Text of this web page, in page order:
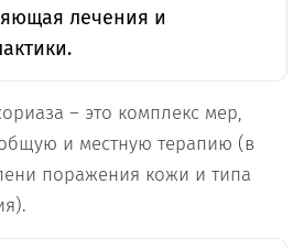
лечения и
– это комплекс мер,
и местную терапию (в
поражения кожи и типа